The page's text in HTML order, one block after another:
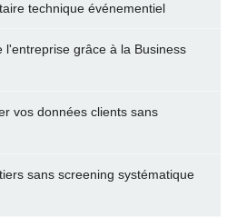
technique événementiel
l'entreprise grâce à la Business
vos données clients sans
sans screening systématique